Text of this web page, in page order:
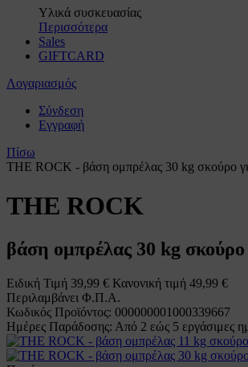
Υλικά συσκευασίας
Περισσότερα
Sales
GIFTCARD
Λογαριασμός
Σύνδεση
Εγγραφή
Πίσω
THE ROCK - βάση ομπρέλας 30 kg σκούρο
THE ROCK
βάση ομπρέλας 30 kg σκούρο
Ειδική Τιμή 39,99 € Κανονική τιμή 49,99 €
Περιλαμβάνει Φ.Π.Α.
Κωδικός Προϊόντος: 000000001000339667
Ημέρες Παράδοσης: Από 2 εώς 5 εργάσιμες